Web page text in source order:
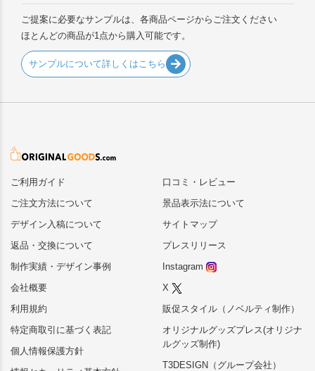
ご提案に必要なサンプルは、各商品ページからご注文ください
ほとんどの商品が1点から購入可能です。
サンプルについて詳しくはこちら
ご利用ガイド
ご注文方法について
デザイン入稿について
返品・交換について
制作実績・デザイン事例
会社概要
利用規約
特定商取引に基づく表記
個人情報保護方針
口コミ・レビュー
景品表示法について
サイトマップ
プレスリリース
Instagram
X
販促スタイル（ノベルティ制作）
オリジナルグッズプレス(オリジナ
ルグッズ制作)
T3DESIGN（グループ会社）